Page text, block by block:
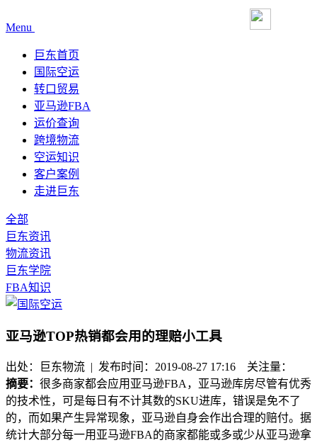
Menu
巨东首页
国际空运
转口贸易
亚马逊FBA
运价查询
跨境物流
空运知识
客户案例
走进巨东
全部
巨东资讯
物流资讯
巨东学院
FBA知识
亚马逊TOP热销都会用的理赔小工具
出处：巨东物流 | 发布时间：2019-08-27 17:16 关注量：
摘要： 很多商家都会应用亚马逊FBA，亚马逊库房尽管有优秀
的技术性，可是每日有不计其数的SKU进库，错误是免不了
的，而如果产生异常现象，亚马逊自身会作出合理的赔付。据
统计大部分每一用亚马逊FBA的商家都能或多或少从亚马逊拿